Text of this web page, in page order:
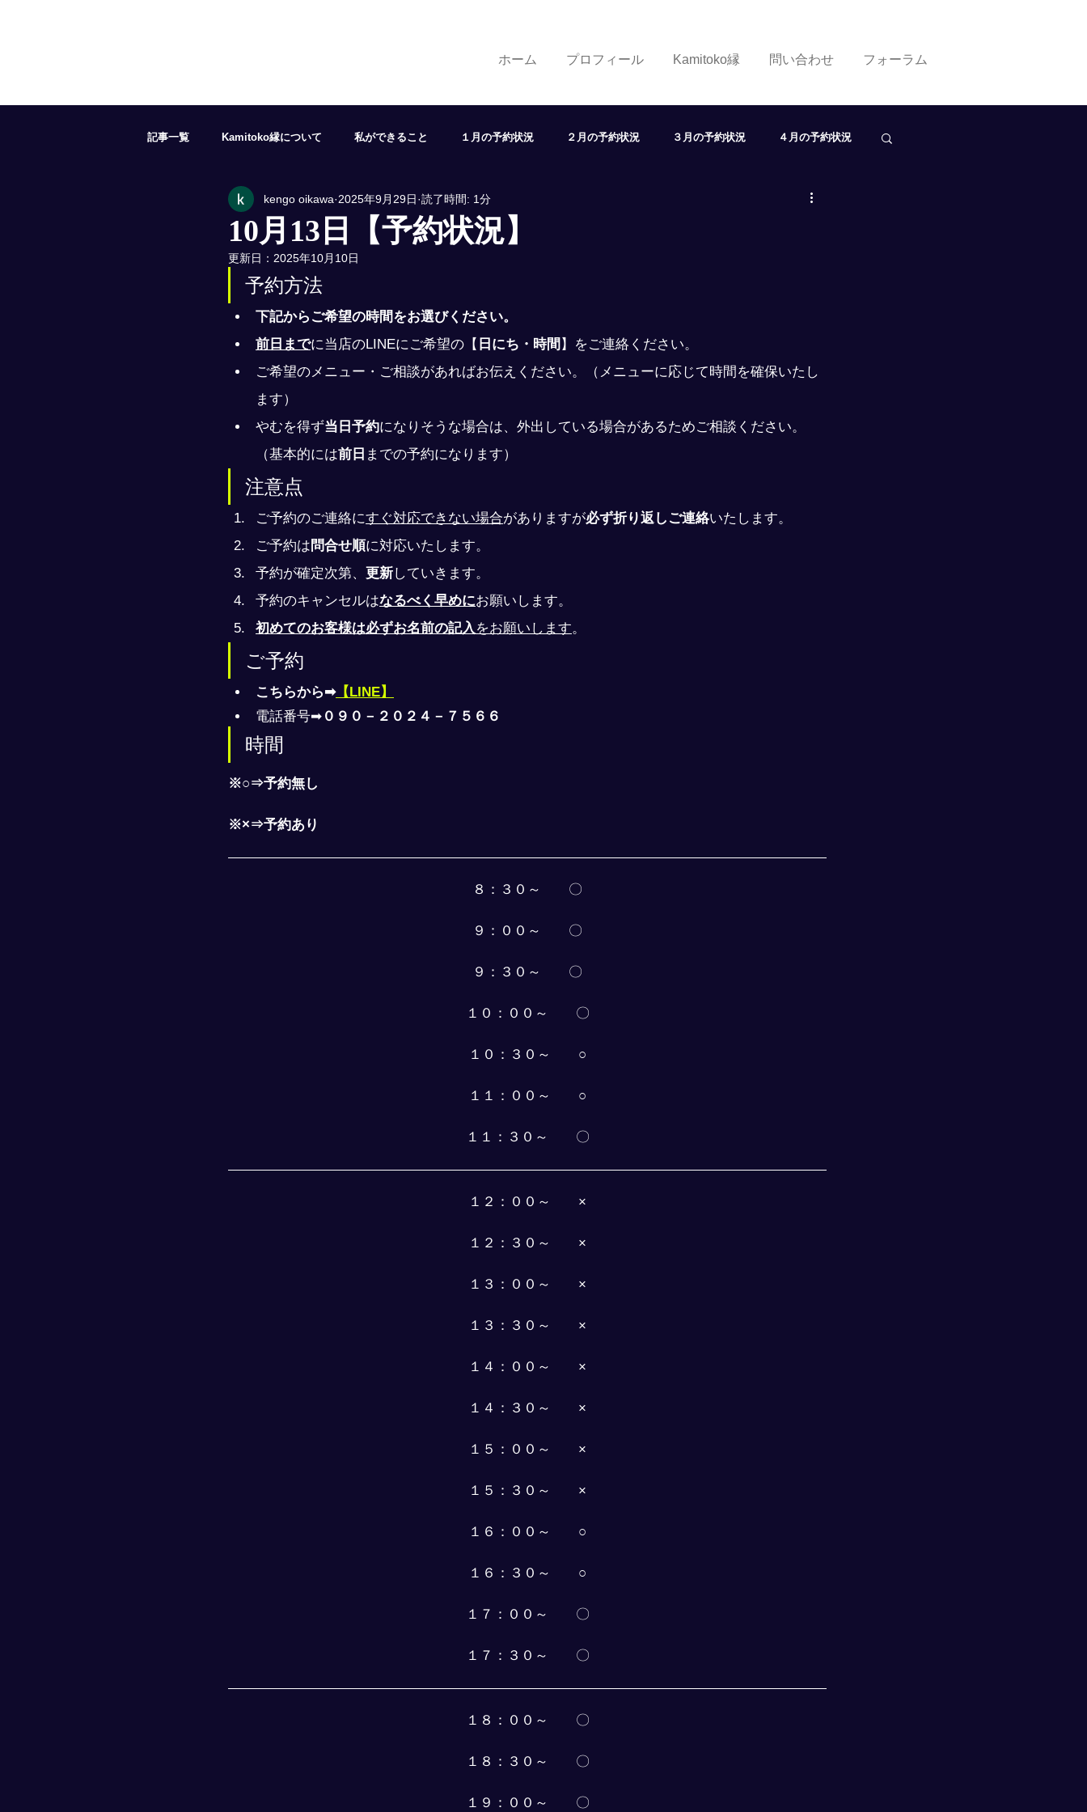
ホーム プロフィール Kamitoko縁 問い合わせ フォーラム
記事一覧 Kamitoko縁について 私ができること １月の予約状況 ２月の予約状況 ３月の予約状況 ４月の予約状況
５月の予約状況 ６月の予約状況 ７月の予約状況
１１月の予約状況 １２月の予約状況
10月13日【予約状況】
kengo oikawa 2025年9月29日 読了時間: 1分
更新日： 2025年10月10日
予約方法
下記からご希望の時間をお選びください。
前日までに当店のLINEにご希望の 【 日にち・時間 】
をご連絡ください。
ご希望のメニュー・ご相談があればお伝えください。（メニューに応じて時間を確保いたし
ます）
やむを得ず当日予約になりそうな場合は、外出している場合があるためご相談ください。
（基本的には前日 までの予約になります）
注意点
ご予約のご連絡にすぐ対応できない場合がありますが必ず折り返しご連絡いたします。
ご予約は 問合せ順に対応いたします。
予約が確定次第、 更新していきます。
予約のキャンセルはなるべく早めにお願いします。
初めてのお客様は必ずお名前の記入をお願いします。
ご予約
こちらから➡【LINE】
電話番号➡ ０９０－２０２４－７５６６
時間
※○⇒予約無し
※×⇒予約あり
８：３０～　　〇
９：００～　　〇
９：３０～　　〇
１０：００～　　〇
１０：３０～　　○
１１：００～　　○
１１：３０～　　〇
１２：００～　　×
１２：３０～　　×
１３：００～　　×
１３：３０～　　×
１４：００～　　×
１４：３０～　　×
１５：００～　　×
１５：３０～　　×
１６：００～　　○
１６：３０～　　○
１７：００～　　〇
１７：３０～　　〇
１８：００～　　〇
１８：３０～　　〇
１９：００～　　〇